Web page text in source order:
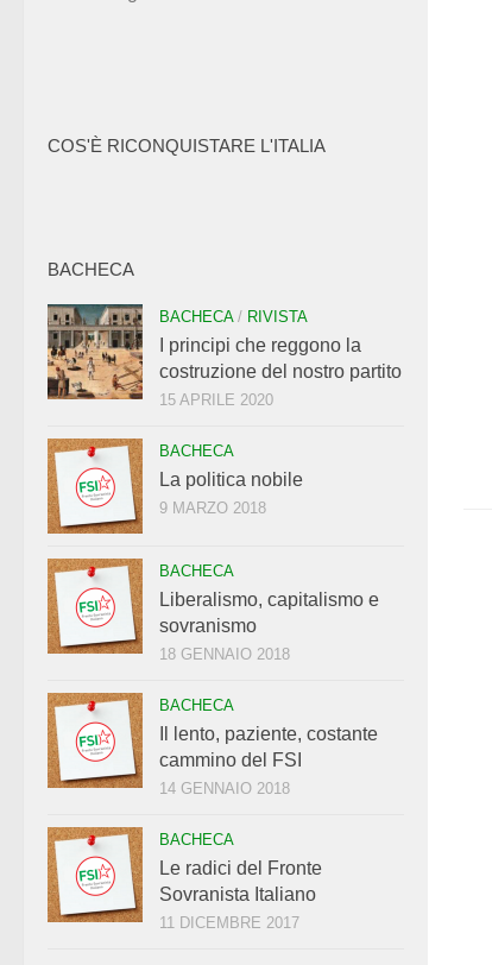
COS'È RICONQUISTARE L'ITALIA
BACHECA
BACHECA/ RIVISTA
I principi che reggono la
costruzione del nostro partito
15 APRILE 2020
BACHECA
La politica nobile
9 MARZO 2018
BACHECA
Liberalismo, capitalismo e
sovranismo
18 GENNAIO 2018
BACHECA
Il lento, paziente, costante
cammino del FSI
14 GENNAIO 2018
BACHECA
Le radici del Fronte
Sovranista Italiano
11 DICEMBRE 2017